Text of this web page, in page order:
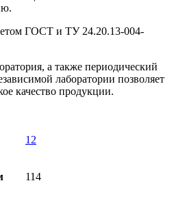
ГOCT и TУ 24.20.13-004-
а также периодический
лаборатории позволяет
качество продукции.
12
114